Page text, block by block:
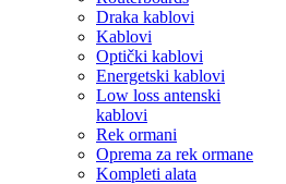
Draka kablovi
Kablovi
Optički kablovi
Energetski kablovi
Low loss antenski
kablovi
Rek ormani
Oprema za rek ormane
Kompleti alata